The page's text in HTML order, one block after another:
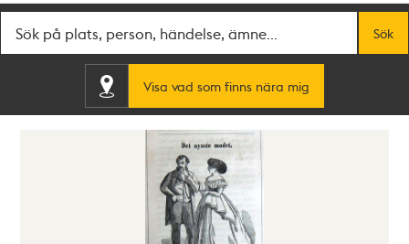
Sök
Visa vad som finns nära mig